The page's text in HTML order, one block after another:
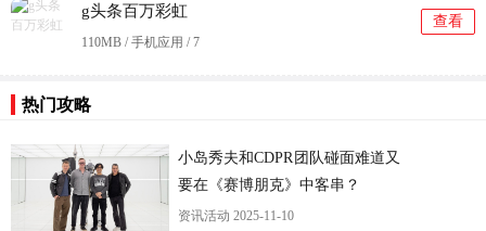
g头条百万彩虹
110MB / 手机应用 /7
查看
热门攻略
小岛秀夫和CDPR团队碰面难道又
要在《赛博朋克》中客串？
资讯活动 2025-11-10